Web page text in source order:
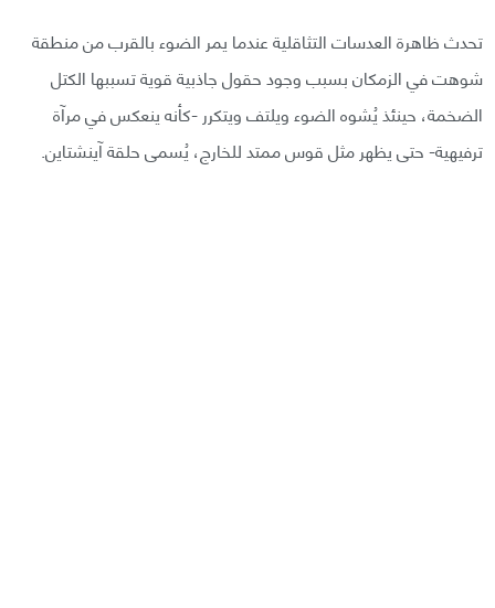
تحدث ظاهرة العدسات التثاقلية عندما يمر الضوء بالقرب من منطقة
شوهت في الزمكان بسبب وجود حقول جاذبية قوية تسببها الكتل
الضخمة، حينئذ يُشوه الضوء ويلتف ويتكرر -كأنه ينعكس في مرآة
ترفيهية- حتى يظهر مثل قوس ممتد للخارج، يُسمى حلقة آينشتاين.